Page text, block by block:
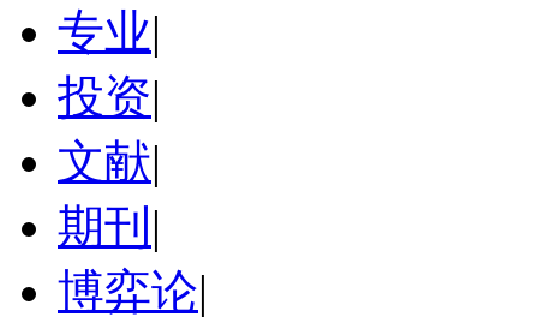
专业|
投资|
文献|
期刊 |
博弈论|